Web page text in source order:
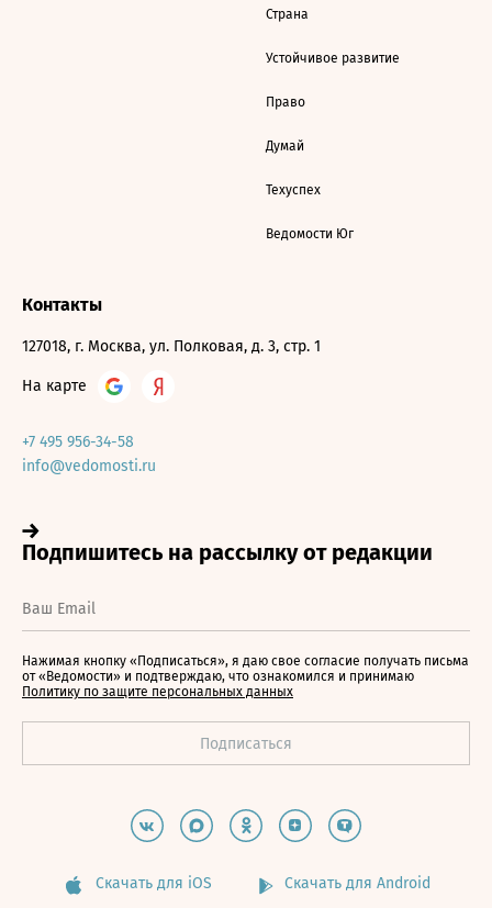
Страна
Устойчивое развитие
Право
Думай
Техуспех
Ведомости Юг
Контакты
127018, г. Москва, ул. Полковая, д. 3, стр. 1
На карте
+7 495 956-34-58
info@vedomosti.ru
Нажимая кнопку «Подписаться», я даю свое согласие получать письма
от «Ведомости» и подтверждаю, что ознакомился и принимаю
Политику по защите персональных данных
Скачать для iOS Скачать для Android